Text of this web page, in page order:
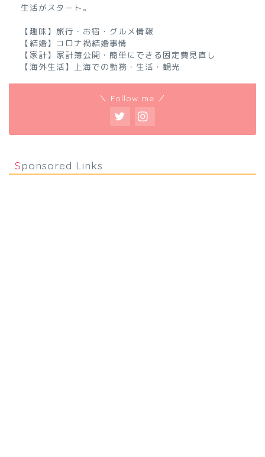
生活がスタート。
【趣味】旅行・お宿・グルメ情報
【結婚】コロナ禍結婚事情
【家計】家計簿公開・簡単にできる固定費見直し
【海外生活】上海での勤務・生活・観光
＼ Follow me ／
Sponsored Links